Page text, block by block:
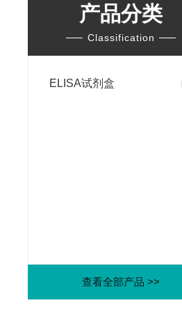
产品分类
Classification
ELISA试剂盒
查看全部产品 >>